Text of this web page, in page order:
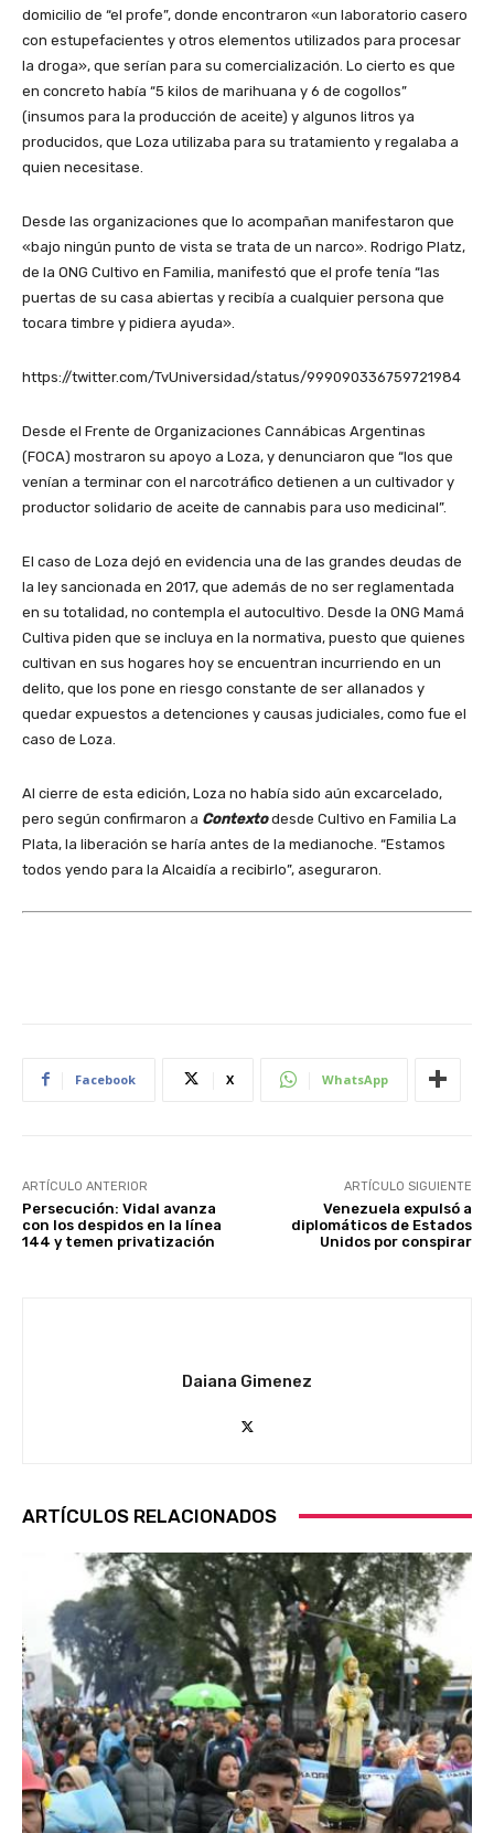
domicilio de “el profe”, donde encontraron «un laboratorio casero
con estupefacientes y otros elementos utilizados para procesar
la droga», que serían para su comercialización. Lo cierto es que
en concreto había “5 kilos de marihuana y 6 de cogollos”
(insumos para la producción de aceite) y algunos litros ya
producidos, que Loza utilizaba para su tratamiento y regalaba a
quien necesitase.
Desde las organizaciones que lo acompañan manifestaron que
«bajo ningún punto de vista se trata de un narco». Rodrigo Platz,
de la ONG Cultivo en Familia, manifestó que el profe tenía “las
puertas de su casa abiertas y recibía a cualquier persona que
tocara timbre y pidiera ayuda».
https://twitter.com/TvUniversidad/status/999090336759721984
Desde el Frente de Organizaciones Cannábicas Argentinas
(FOCA) mostraron su apoyo a Loza, y denunciaron que “los que
venían a terminar con el narcotráfico detienen a un cultivador y
productor solidario de aceite de cannabis para uso medicinal”.
El caso de Loza dejó en evidencia una de las grandes deudas de
la ley sancionada en 2017, que además de no ser reglamentada
en su totalidad, no contempla el autocultivo. Desde la ONG Mamá
Cultiva piden que se incluya en la normativa, puesto que quienes
cultivan en sus hogares hoy se encuentran incurriendo en un
delito, que los pone en riesgo constante de ser allanados y
quedar expuestos a detenciones y causas judiciales, como fue el
caso de Loza.
Al cierre de esta edición, Loza no había sido aún excarcelado,
pero según confirmaron a Contextodesde Cultivo en Familia La
Plata, la liberación se haría antes de la medianoche. “Estamos
todos yendo para la Alcaidía a recibirlo”, aseguraron.
Facebook X WhatsApp
ARTÍCULO ANTERIOR
Persecución: Vidal avanza
con los despidos en la línea
144 y temen privatización
ARTÍCULO SIGUIENTE
Venezuela expulsó a
diplomáticos de Estados
Unidos por conspirar
Daiana Gimenez
ARTÍCULOS RELACIONADOS